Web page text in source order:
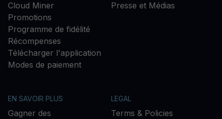
Cloud Miner
Promotions
Programme de fidélité
Récompenses
Télécharger l'application
Modes de paiement
Presse et Médias
EN SAVOIR PLUS
Gagner des
LEGAL
Terms & Policies